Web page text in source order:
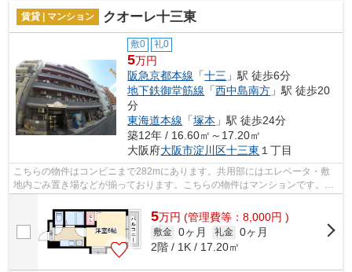
賃貸 | マンション クオーレ十三東
敷0 礼0
5万円
阪急京都本線 「十三 」駅 徒歩6分
地下鉄御堂筋線 「西中島南方 」駅 徒歩20
分
東海道本線 「塚本 」駅 徒歩24分
築12年 / 16.60㎡～17.20㎡
大阪府大阪市淀川区十三東 １丁目
こちらの物件はコンビニまで282mにあります。共用部にはエレベータ・敷
地内ごみ置き場などが揃っております。こちらの物件はマンションです。周
辺に2駅ありの電車通勤しやすいマンショ...
5万円 (管理費等：8,000円 )
敷金 0ヶ月 礼金 0ヶ月
2階 / 1K / 17.20㎡